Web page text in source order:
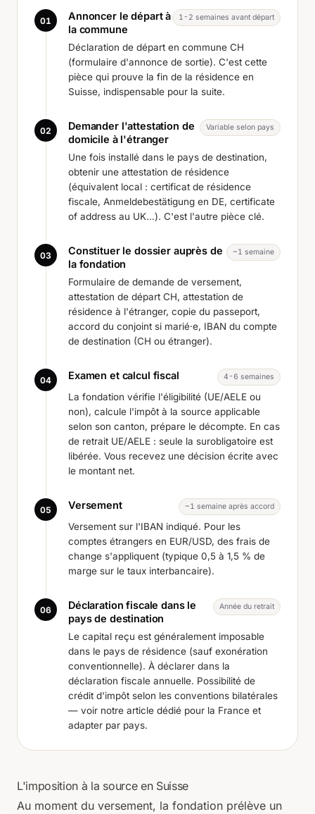
01
Annoncer le départ à
la commune
1-2 semaines avant départ
Déclaration de départ en commune CH
(formulaire d'annonce de sortie). C'est cette
pièce qui prouve la fin de la résidence en
Suisse, indispensable pour la suite.
02
Demander l'attestation de
domicile à l'étranger
Variable selon pays
Une fois installé dans le pays de destination,
obtenir une attestation de résidence
(équivalent local : certificat de résidence
fiscale, Anmeldebestätigung en DE, certificate
of address au UK…). C'est l'autre pièce clé.
03
Constituer le dossier auprès de
la fondation
~1 semaine
Formulaire de demande de versement,
attestation de départ CH, attestation de
résidence à l'étranger, copie du passeport,
accord du conjoint si marié·e, IBAN du compte
de destination (CH ou étranger).
04 Examen et calcul fiscal 4-6 semaines
La fondation vérifie l'éligibilité (UE/AELE ou
non), calcule l'impôt à la source applicable
selon son canton, prépare le décompte. En cas
de retrait UE/AELE : seule la surobligatoire est
libérée. Vous recevez une décision écrite avec
le montant net.
05 Versement ~1 semaine après accord
Versement sur l'IBAN indiqué. Pour les
comptes étrangers en EUR/USD, des frais de
change s'appliquent (typique 0,5 à 1,5 % de
marge sur le taux interbancaire).
06
Déclaration fiscale dans le
pays de destination
Année du retrait
Le capital reçu est généralement imposable
dans le pays de résidence (sauf exonération
conventionnelle). À déclarer dans la
déclaration fiscale annuelle. Possibilité de
crédit d'impôt selon les conventions bilatérales
— voir notre article dédié pour la France et
adapter par pays.
L'imposition à la source en Suisse
Au moment du versement, la fondation prélève un